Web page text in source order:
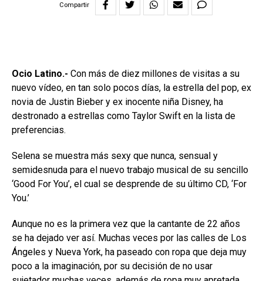
Compartir
Ocio Latino.- Con más de diez millones de visitas a su
nuevo vídeo, en tan solo pocos días, la estrella del pop, ex
novia de Justin Bieber y ex inocente niña Disney, ha
destronado a estrellas como Taylor Swift en la lista de
preferencias.
Selena se muestra más sexy que nunca, sensual y
semidesnuda para el nuevo trabajo musical de su sencillo
‘Good For You’, el cual se desprende de su último CD, ‘For
You.’
Aunque no es la primera vez que la cantante de 22 años
se ha dejado ver así. Muchas veces por las calles de Los
Ángeles y Nueva York, ha paseado con ropa que deja muy
poco a la imaginación, por su decisión de no usar